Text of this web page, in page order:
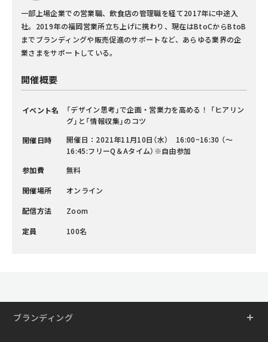
一部上場企業での営業職、飲食店の管理職を経て2017年に中途入
社。2019年の福岡営業所立ち上げに携わり、現在はBtoCからBtoB
までブランディングや販売促進のサポートなど、あらゆる業界の企
業さまをサポートしている。
開催概要
イベント名
「デザイン思考」で企画・営業力を高める！ 「ヒアリン
グ」と「情報収集」のコツ
開催日時
開催日：2021年11月10日（水） 16:00~16:30 （〜
16:45:フリーQ＆Aタイム）※自由参加
参加費
無料
開催場所
オンライン
配信方法
Zoom
定員
100名
ブランディング